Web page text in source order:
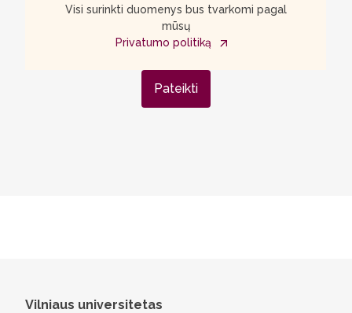
Visi surinkti duomenys bus tvarkomi pagal
mūsų
Privatumo politiką
Pateikti
Vilniaus universitetas